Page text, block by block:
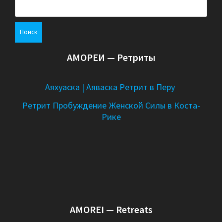
я
п
а
:
АМОРЕИ — Ретриты
Аяхуаска | Аяваска Ретрит в Перу
Ретрит Пробуждение Женской Силы в Коста-
Рике
AMOREI — Retreats